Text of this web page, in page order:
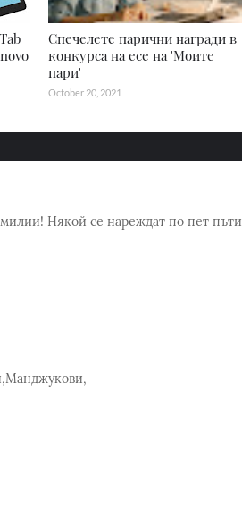
Спечелете парични награди в
конкурса на есе на 'Моите
пари'
October 20, 2021
Някой се нареждат по пет пъти